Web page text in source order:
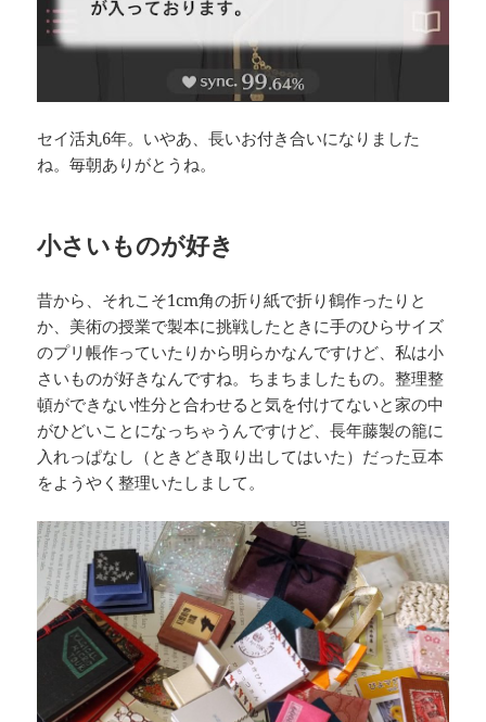
セイ活丸6年。いやあ、長いお付き合いになりました
ね。毎朝ありがとうね。
小さいものが好き
昔から、それこそ1cm角の折り紙で折り鶴作ったりと
か、美術の授業で製本に挑戦したときに手のひらサイズ
のプリ帳作っていたりから明らかなんですけど、私は小
さいものが好きなんですね。ちまちましたもの。整理整
頓ができない性分と合わせると気を付けてないと家の中
がひどいことになっちゃうんですけど、長年藤製の籠に
入れっぱなし（ときどき取り出してはいた）だった豆本
をようやく整理いたしまして。